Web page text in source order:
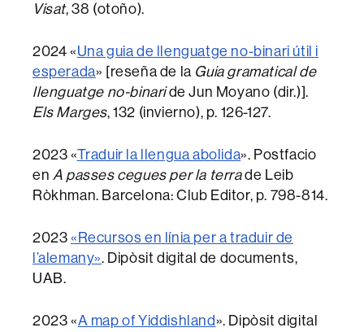
Visat, 38 (otoño).
2024 «Una guia de llenguatge no-binari útil i
esperada» [reseña de la Guia gramatical de
llenguatge no-binaride Jun Moyano (dir.)].
Els Marges, 132 (invierno), p. 126-127.
2023 «Traduir la llengua abolida». Postfacio
en A passes cegues per la terrade Leib
Ròkhman. Barcelona: Club Editor, p. 798-814.
2023 «Recursos en línia per a traduir de
l’alemany». Dipòsit digital de documents,
UAB.
2023 «A map of Yiddishland». Dipòsit digital